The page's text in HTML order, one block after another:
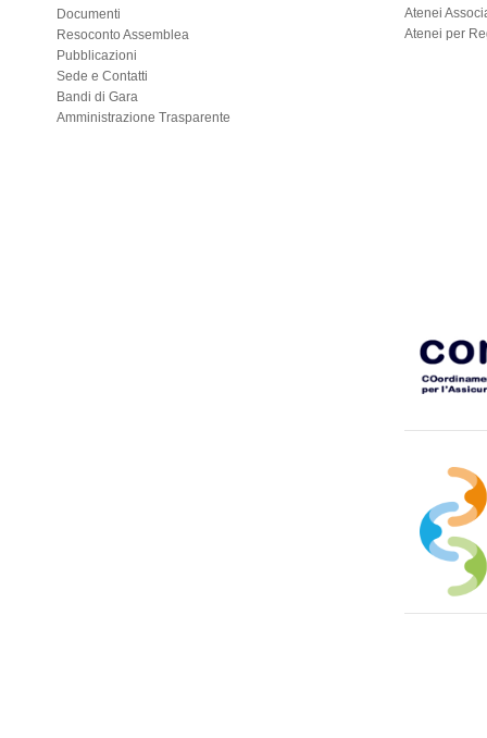
Documenti
Resoconto Assemblea
Pubblicazioni
Sede e Contatti
Bandi di Gara
Amministrazione Trasparente
Atenei
Atenei per